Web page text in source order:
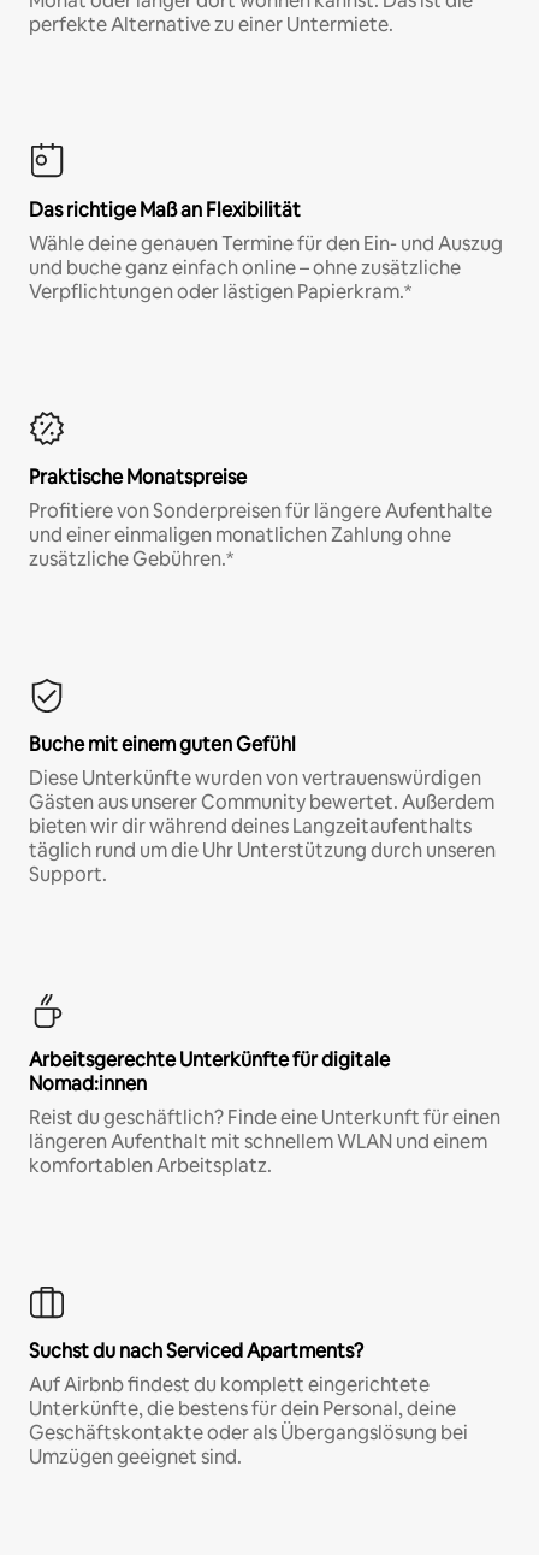
perfekte Alternative zu einer Untermiete.
Das richtige Maß an Flexibilität
Wähle deine genauen Termine für den Ein- und Auszug
und buche ganz einfach online – ohne zusätzliche
Verpflichtungen oder lästigen Papierkram.*
Praktische Monatspreise
Profitiere von Sonderpreisen für längere Aufenthalte
und einer einmaligen monatlichen Zahlung ohne
zusätzliche Gebühren.*
Buche mit einem guten Gefühl
Diese Unterkünfte wurden von vertrauenswürdigen
Gästen aus unserer Community bewertet. Außerdem
bieten wir dir während deines Langzeitaufenthalts
täglich rund um die Uhr Unterstützung durch unseren
Support.
Arbeitsgerechte Unterkünfte für digitale
Nomad:innen
Reist du geschäftlich? Finde eine Unterkunft für einen
längeren Aufenthalt mit schnellem WLAN und einem
komfortablen Arbeitsplatz.
Suchst du nach Serviced Apartments?
Auf Airbnb findest du komplett eingerichtete
Unterkünfte, die bestens für dein Personal, deine
Geschäftskontakte oder als Übergangslösung bei
Umzügen geeignet sind.